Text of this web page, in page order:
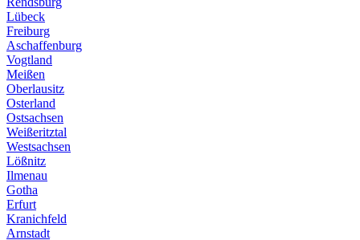
Lübeck
Freiburg
Aschaffenburg
Vogtland
Meißen
Oberlausitz
Osterland
Ostsachsen
Weißeritztal
Westsachsen
Lößnitz
Ilmenau
Gotha
Erfurt
Kranichfeld
Arnstadt